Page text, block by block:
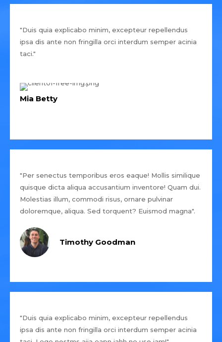
"Duis quia explicabo minim, excepteur repellendus
ipsa dis ante non fringilla orci interdum semper acinia
taci."
Mia Betty
"Per senectus temporibus eros eaque! Mollis similique
quisque dicta aliqua accusantium inventore! Quam dui.
Molestias illum, commodi risus, ornare pulvinar
doloremque, aliqua. Sed torquent? Euismod magna".
Timothy Goodman
"Duis quia explicabo minim, excepteur repellendus
ipsa dis ante non fringilla orci interdum semper acinia